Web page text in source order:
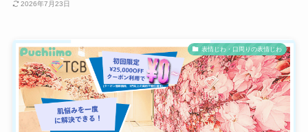
2026年7月23日
表情じわ・口周りの表情じわ